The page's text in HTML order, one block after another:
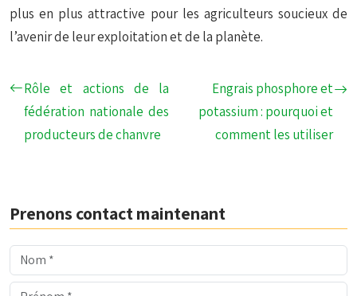
plus en plus attractive pour les agriculteurs soucieux de
l’avenir de leur exploitation et de la planète.
Rôle et actions de la
fédération nationale des
producteurs de chanvre
Engrais phosphore et
potassium : pourquoi et
comment les utiliser
Prenons contact maintenant